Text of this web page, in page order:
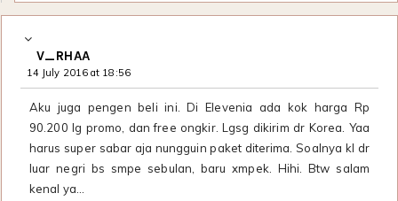
V_RHAA
14 July 2016 at 18:56
Aku juga pengen beli ini. Di Elevenia ada kok harga Rp
90.200 lg promo, dan free ongkir. Lgsg dikirim dr Korea. Yaa
harus super sabar aja nungguin paket diterima. Soalnya kl dr
luar negri bs smpe sebulan, baru xmpek. Hihi. Btw salam
kenal ya...